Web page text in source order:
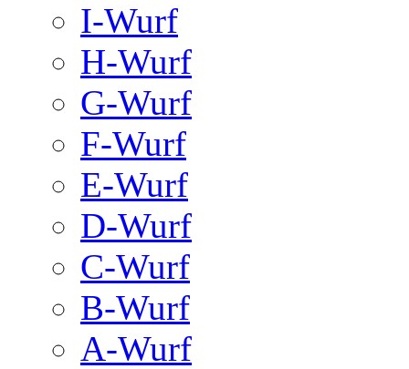
I-Wurf
H-Wurf
G-Wurf
F-Wurf
E-Wurf
D-Wurf
C-Wurf
B-Wurf
A-Wurf